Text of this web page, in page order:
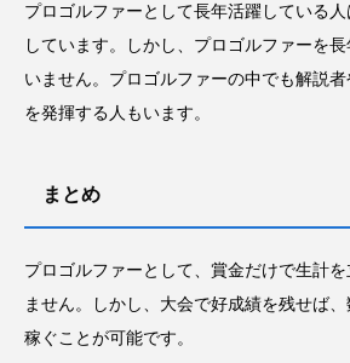
プロゴルファーとして長年活躍している
しています。しかし、プロゴルファーを
いません。プロゴルファーの中でも解説
を発揮する人もいます。
まとめ
プロゴルファーとして、賞金だけで生計
ません。しかし、大会で好成績を残せば
稼ぐことが可能です。